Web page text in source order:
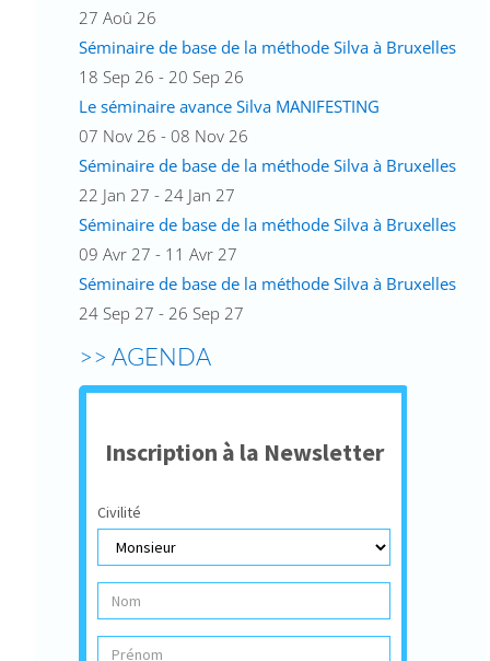
27 Aoû 26
Séminaire de base de la méthode Silva à Bruxelles
18 Sep 26 - 20 Sep 26
Le séminaire avance Silva MANIFESTING
07 Nov 26 - 08 Nov 26
Séminaire de base de la méthode Silva à Bruxelles
22 Jan 27 - 24 Jan 27
Séminaire de base de la méthode Silva à Bruxelles
09 Avr 27 - 11 Avr 27
Séminaire de base de la méthode Silva à Bruxelles
24 Sep 27 - 26 Sep 27
>> AGENDA